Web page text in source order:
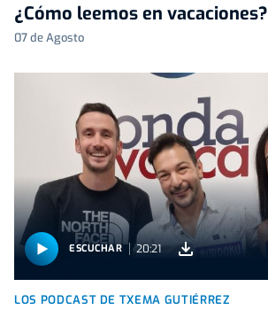
¿Cómo leemos en vacaciones?
07 de Agosto
ESCUCHAR 20:21
LOS PODCAST DE TXEMA GUTIÉRREZ